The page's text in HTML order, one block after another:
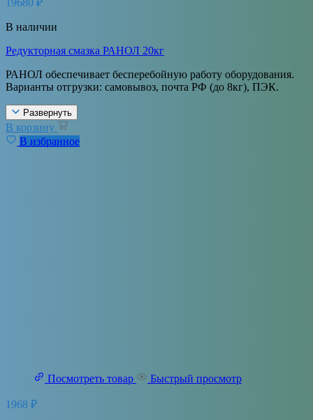
19680 ₽
В наличии
Редукторная смазка РАНОЛ 20кг
РАНОЛ обеспечивает бесперебойную работу оборудования.
Варианты отгрузки: самовывоз, почта РФ (до 8кг), ПЭК.
Развернуть
В корзину
В избранное
Посмотреть товар Быстрый просмотр
1968 ₽